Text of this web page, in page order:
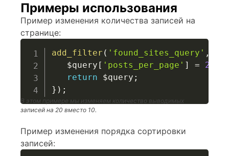
Примеры использования
Пример изменения количества записей на
странице:
add_filter ( 'found_sites_query' ,
$query [ 'posts_per_page' ] = 20
return
$query ;
} ) ;
В этом примере мы изменяем количество выводимых
записей на 20 вместо 10.
Пример изменения порядка сортировки
записей: